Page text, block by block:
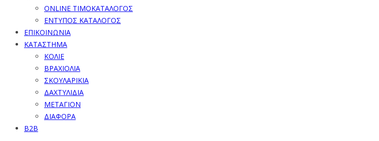
ONLINE ΤΙΜΟΚΑΤΑΛΟΓΟΣ
ΕΝΤΥΠΟΣ ΚΑΤΑΛΟΓΟΣ
ΕΠΙΚΟΙΝΩΝΙΑ
ΚΑΤΑΣΤΗΜΑ
ΚΟΛΙΕ
ΒΡΑΧΙΟΛΙΑ
ΣΚΟΥΛΑΡΙΚΙΑ
ΔΑΧΤΥΛΙΔΙΑ
ΜΕΤΑΓΙΟΝ
ΔΙΑΦΟΡΑ
B2B